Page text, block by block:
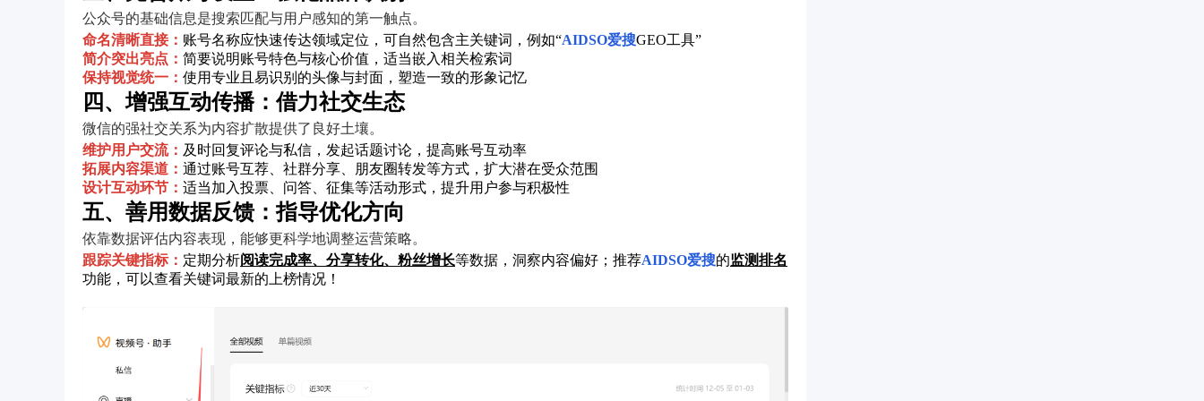
公众号的基础信息是搜索匹配与用户感知的第一触点。
命名清晰直接： 账号名称应快速传达领域定位，可自然包含主关键词，例如“AIDSO爱搜GEO工具”
简介突出亮点： 简要说明账号特色与核心价值，适当嵌入相关检索词
保持视觉统一： 使用专业且易识别的头像与封面，塑造一致的形象记忆
四、增强互动传播：借力社交生态
微信的强社交关系为内容扩散提供了良好土壤。
维护用户交流： 及时回复评论与私信，发起话题讨论，提高账号互动率
拓展内容渠道： 通过账号互荐、社群分享、朋友圈转发等方式，扩大潜在受众范围
设计互动环节： 适当加入投票、问答、征集等活动形式，提升用户参与积极性
五、善用数据反馈：指导优化方向
依靠数据评估内容表现，能够更科学地调整运营策略。
跟踪关键指标： 定期分析阅读完成率、分享转化、粉丝增长等数据，洞察内容偏好；推荐AIDSO爱搜的监测排名
功能，可以查看关键词最新的上榜情况！